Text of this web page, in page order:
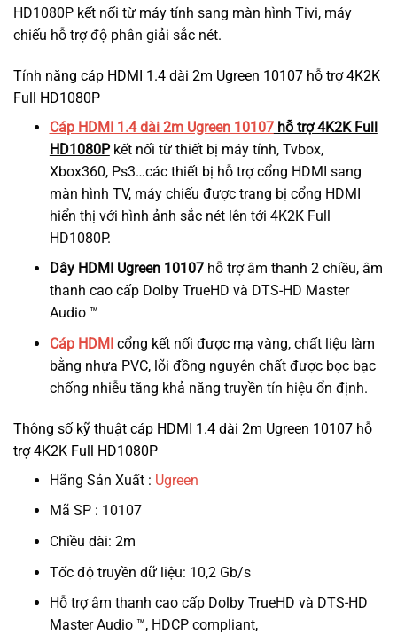
HD1080P kết nối từ máy tính sang màn hình Tivi, máy
chiếu hỗ trợ độ phân giải sắc nét.
Tính năng cáp HDMI 1.4 dài 2m Ugreen 10107 hỗ trợ 4K2K
Full HD1080P
Cáp HDMI 1.4 dài 2m Ugreen 10107hỗ trợ 4K2K Full
HD1080Pkết nối từ thiết bị máy tính, Tvbox,
Xbox360, Ps3…các thiết bị hỗ trợ cổng HDMI sang
màn hình TV, máy chiếu được trang bị cổng HDMI
hiển thị với hình ảnh sắc nét lên tới 4K2K Full
HD1080P.
Dây HDMI Ugreen 10107hỗ trợ âm thanh 2 chiều, âm
thanh cao cấp Dolby TrueHD và DTS-HD Master
Audio ™
Cáp HDMIcổng kết nối được mạ vàng, chất liệu làm
bằng nhựa PVC, lõi đồng nguyên chất được bọc bạc
chống nhiễu tăng khả năng truyền tín hiệu ổn định.
Thông số kỹ thuật cáp HDMI 1.4 dài 2m Ugreen 10107 hỗ
trợ 4K2K Full HD1080P
Hãng Sản Xuất : Ugreen
Mã SP : 10107
Chiều dài: 2m
Tốc độ truyền dữ liệu: 10,2 Gb/s
Hỗ trợ âm thanh cao cấp Dolby TrueHD và DTS-HD
Master Audio ™, HDCP compliant,